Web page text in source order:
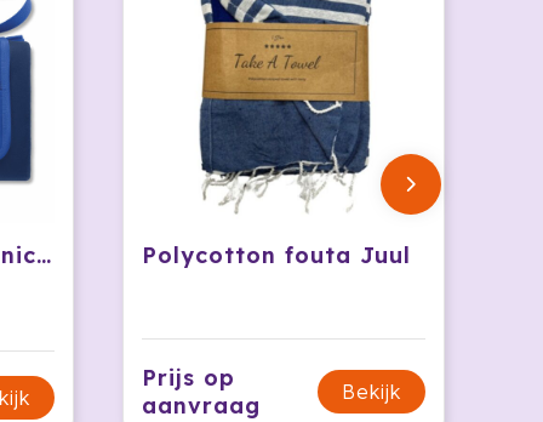
GOODTIMES - Picknickkleed Polycotton fouta Juul
Prijs op
aanvraag
Bekijk